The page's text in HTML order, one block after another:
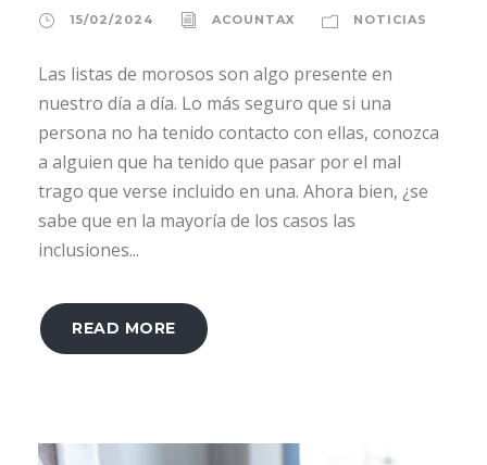
15/02/2024 ACOUNTAX NOTICIAS
Las listas de morosos son algo presente en
nuestro día a día. Lo más seguro que si una
persona no ha tenido contacto con ellas, conozca
a alguien que ha tenido que pasar por el mal
trago que verse incluido en una. Ahora bien, ¿se
sabe que en la mayoría de los casos las
inclusiones...
READ MORE